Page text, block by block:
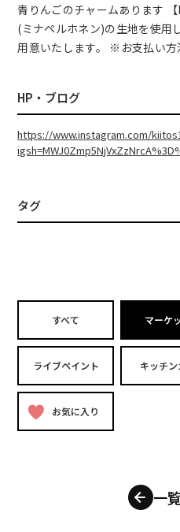
青りんごのチャームあります
(ミナペルホネン)の生地を使用
用意いたします。 ※お支払い
HP・ブログ
https://www.instagram.com/
タグ
すべて マーケ
ライブペイント キッチン
お気に入り
一